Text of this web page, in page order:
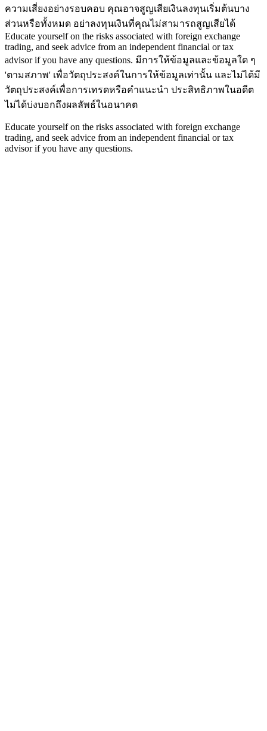
ความเสี่ยงอย่างรอบคอบ คุณอาจสูญเสียเงินลงทุนเริ่มต้นบาง
ส่วนหรือทั้งหมด อย่าลงทุนเงินที่คุณไม่สามารถสูญเสียได้
Educate yourself on the risks associated with foreign exchange
trading, and seek advice from an independent financial or tax
advisor if you have any questions. มีการให้ข้อมูลและข้อมูลใด ๆ
'ตามสภาพ' เพื่อวัตถุประสงค์ในการให้ข้อมูลเท่านั้น และไม่ได้มี
วัตถุประสงค์เพื่อการเทรดหรือคำแนะนำ ประสิทธิภาพในอดีต
ไม่ได้บ่งบอกถึงผลลัพธ์ในอนาคต
Educate yourself on the risks associated with foreign exchange
trading, and seek advice from an independent financial or tax
advisor if you have any questions.